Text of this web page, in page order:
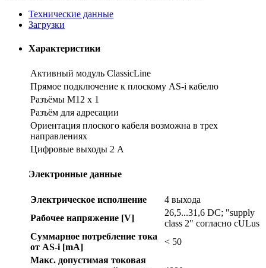
Технические данные
Загрузки
Характеристики
Активный модуль ClassicLine
Прямое подключение к плоскому AS-i кабелю
Разъёмы M12 x 1
Разъём для адресации
Ориентация плоского кабеля возможна в трех
направлениях
Цифровые выходы 2 A
Электронные данные
Электрическое исполнение
4 выхода
Рабочее напряжение [V]
26,5...31,6 DC; "supply
class 2" согласно cULus
Суммарное потребление тока
от AS-i [mA]
< 50
Макс. допустимая токовая